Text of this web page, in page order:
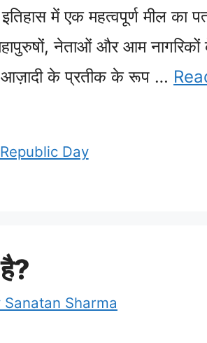
इतिहास में एक महत्वपूर्ण मील का
नेताओं और आम
के प्रतीक के रूप …
Republic Day
Sanatan Sharma